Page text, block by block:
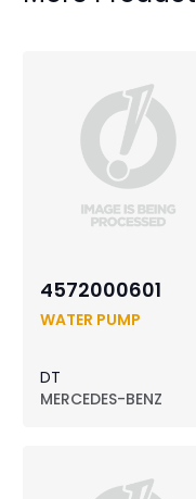
4572000601
WATER PUMP
DT
MERCEDES-BENZ